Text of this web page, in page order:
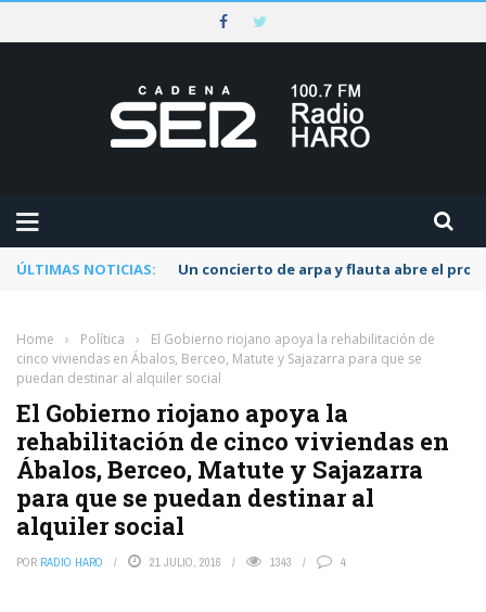
ÚLTIMAS NOTICIAS: Un concierto de arpa y flauta abre el
Home › Política ›
El Gobierno riojano apoya la rehabilitación de
cinco viviendas en Ábalos, Berceo, Matute y Sajazarra para que se
puedan destinar al alquiler social
El Gobierno riojano apoya la
rehabilitación de cinco viviendas en
Ábalos, Berceo, Matute y Sajazarra
para que se puedan destinar al
alquiler social
POR RADIO HARO 21 JULIO, 2016 1343 4